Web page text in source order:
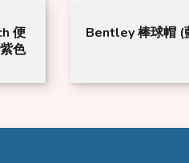
Bentley 棒球帽 (藍色)